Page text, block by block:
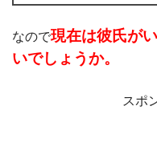
なので現在は彼氏が
いでしょうか。
スポ